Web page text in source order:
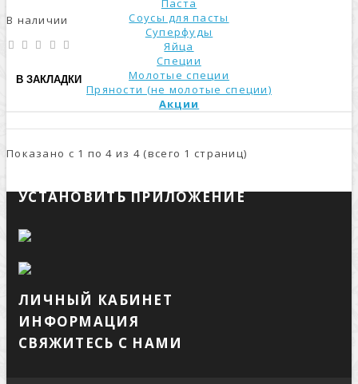
Паста
Соусы для пасты
Суперфуды
Яйца
Специи
Молотые специи
Пряности (не молотые специи)
Акции
В наличии
В ЗАКЛАДКИ
Показано с 1 по 4 из 4 (всего 1 страниц)
УСТАНОВИТЬ ПРИЛОЖЕНИЕ
ЛИЧНЫЙ КАБИНЕТ
ИНФОРМАЦИЯ
СВЯЖИТЕСЬ С НАМИ